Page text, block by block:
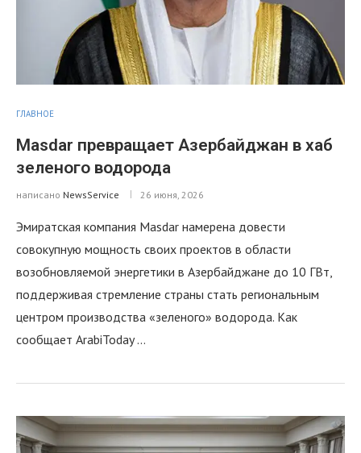
ГЛАВНОЕ
Masdar превращает Азербайджан в хаб
зеленого водорода
написано NewsService 26 июня, 2026
Эмиратская компания Masdar намерена довести
совокупную мощность своих проектов в области
возобновляемой энергетики в Азербайджане до 10 ГВт,
поддерживая стремление страны стать региональным
центром производства «зеленого» водорода. Как
сообщает ArabiToday …